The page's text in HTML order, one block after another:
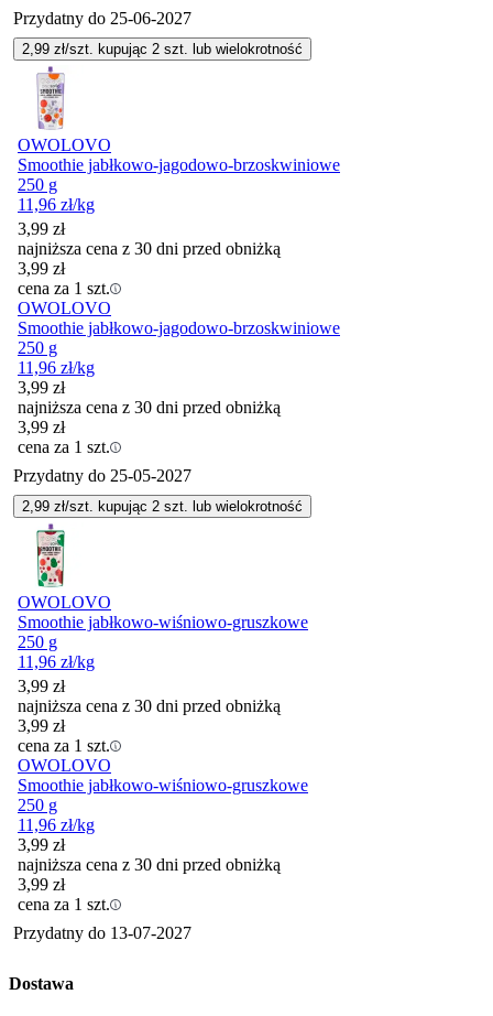
Przydatny do 25-06-2027
2,99 zł/szt. kupując 2 szt. lub wielokrotność
OWOLOVO
Smoothie jabłkowo-jagodowo-brzoskwiniowe
250 g
11,96 zł/kg
3,99 zł
najniższa cena z 30 dni przed obniżką
3,99 zł
cena za 1 szt.
OWOLOVO
Smoothie jabłkowo-jagodowo-brzoskwiniowe
250 g
11,96 zł/kg
3,99 zł
najniższa cena z 30 dni przed obniżką
3,99 zł
cena za 1 szt.
Przydatny do 25-05-2027
2,99 zł/szt. kupując 2 szt. lub wielokrotność
OWOLOVO
Smoothie jabłkowo-wiśniowo-gruszkowe
250 g
11,96 zł/kg
3,99 zł
najniższa cena z 30 dni przed obniżką
3,99 zł
cena za 1 szt.
OWOLOVO
Smoothie jabłkowo-wiśniowo-gruszkowe
250 g
11,96 zł/kg
3,99 zł
najniższa cena z 30 dni przed obniżką
3,99 zł
cena za 1 szt.
Przydatny do 13-07-2027
Dostawa